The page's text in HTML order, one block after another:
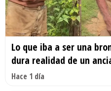
Lo que iba a ser una
dura realidad de un
Hace 1 día